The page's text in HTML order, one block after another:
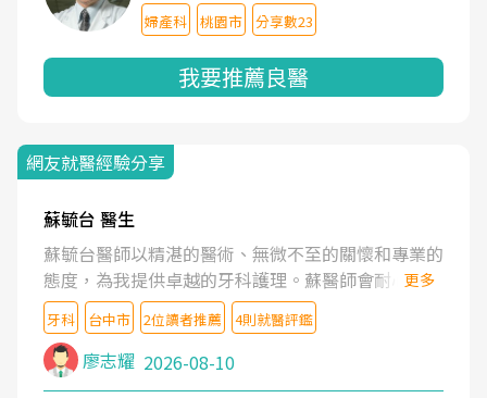
婦產科 桃園市 分享數23
我要推薦良醫
網友就醫經驗分享
蘇毓台 醫生
蘇毓台醫師以精湛的醫術、無微不至的關懷和專業的
態度，為我提供卓越的牙科護理。蘇醫師會耐心了解
我的需求，清楚地解釋治療方案，並營造舒適溫馨的
就診體驗。蘇醫師更鼓勵我維護口腔健康。坦誠的說
蘇醫師是業內最頂尖的牙醫。蘇醫師的醫護團隊也是
一流的水準。
更多
牙科 台中市 2位讀者推薦 4則就醫評鑑
廖志耀 2026-08-10